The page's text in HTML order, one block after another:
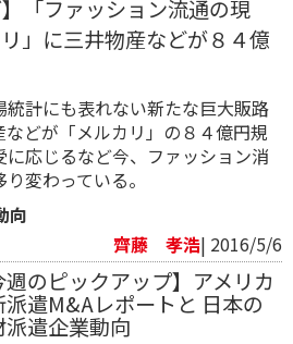
】「ファッション流通の現
」に三井物産などが８４億
計にも表れない新たな巨大販路
どが「メルカリ」の８４億円規
応じるなど今、ファッション消
変わっている。
向
齊藤 孝浩| 2016/5/6
週のピックアップ】アメリカ
派遣M&Aレポートと 日本の
派遣企業動向